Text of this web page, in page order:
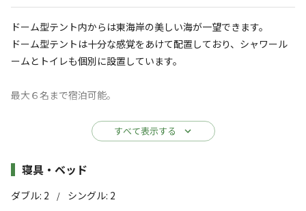
ドーム型テント内からは東海岸の美しい海が一望できます。
ドーム型テントは十分な感覚をあけて配置しており、シャワール
ームとトイレも個別に設置しています。
最大６名まで宿泊可能。
※4名様までのご予約はグランピングドームのみのご利用となりま
※5名様以上のご予約でコンテナ寝室もご利用いただけます。
すべて表示する
施設詳細
寝具・ベッド
ダブル: 2 / シングル: 2
コインシャワー 自動販売機
※詳しくは「 キャンプ場情報 」をご確認ください。
ング施設
沖縄本島中部の東海岸を一望できる、ドーム型テントのグ
ランピング施設♬
気軽に豪華なキャンプを楽しめる施設です。
すべてのお部屋から東海岸が一望できます。
すべて表示する